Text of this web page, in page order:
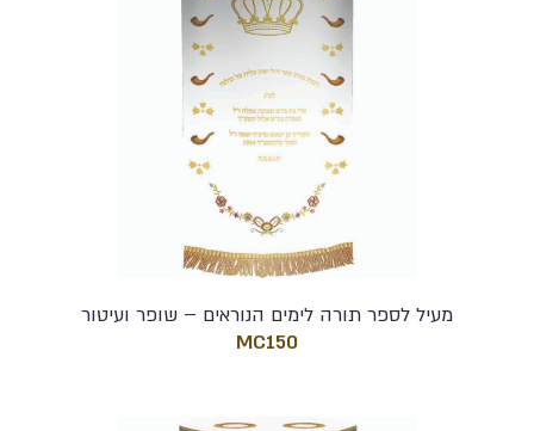
מעיל לספר תורה לימים הנוראים – שופר ועיטור
MC150